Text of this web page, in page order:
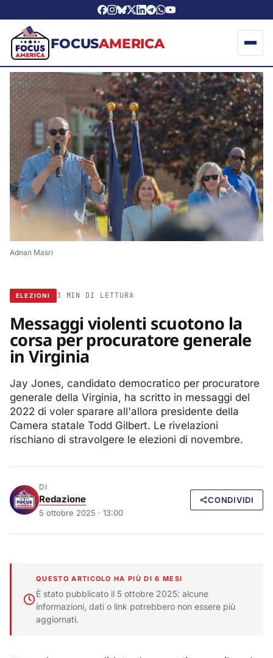
FOCUSAMERICA
Adnan Masri
ELEZIONI 3 MIN DI LETTURA
Messaggi violenti scuotono la
corsa per procuratore generale
in Virginia
Jay Jones, candidato democratico per procuratore
generale della Virginia, ha scritto in messaggi del
2022 di voler sparare all'allora presidente della
Camera statale Todd Gilbert. Le rivelazioni
rischiano di stravolgere le elezioni di novembre.
DI
Redazione
5 ottobre 2025 · 13:00
CONDIVIDI
QUESTO ARTICOLO HA PIÙ DI 6 MESI
È stato pubblicato il 5 ottobre 2025: alcune
informazioni, dati o link potrebbero non essere più
aggiornati.